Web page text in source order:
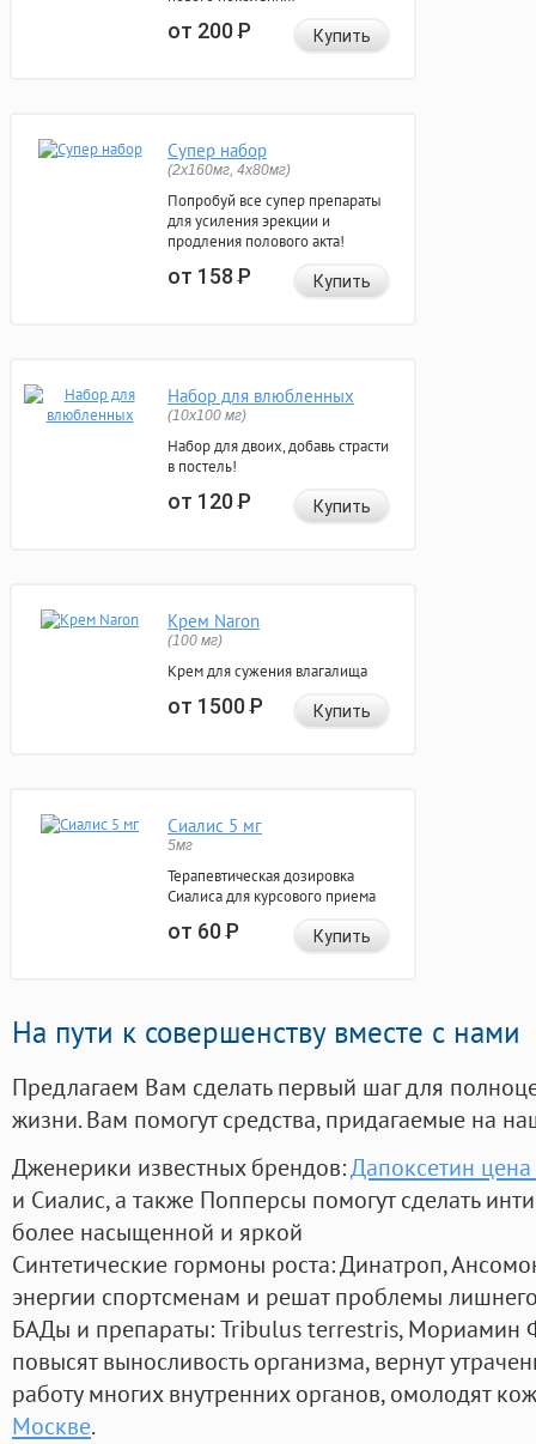
от 200Р Купить
Супер набор
(2х160мг, 4х80мг)
Попробуй все супер препараты
для усиления эрекции и
продления полового акта!
от 158Р Купить
Набор для влюбленных
(10х100 мг)
Набор для двоих, добавь страсти
в постель!
от 120Р Купить
Крем Naron
(100 мг)
Крем для сужения влагалища
от 1500Р Купить
Сиалис 5 мг
5мг
Терапевтическая дозировка
Сиалиса для курсового приема
от 60Р Купить
На пути к совершенству вместе с нами
Предлагаем Вам сделать первый шаг для
жизни. Вам помогут средства, придагаемые на
Дженерики известных брендов:Дапоксетин
и Сиалис, а также Попперсы помогут сделать
более насыщенной и яркой
Синтетические гормоны роста: Динатроп,
энергии спортсменам и решат проблемы
БАДы и препараты:Tribulus terrestris, Мориамин
повысят выносливость организма, вернут
работу многих внутренних органов, омолодят
Москве.